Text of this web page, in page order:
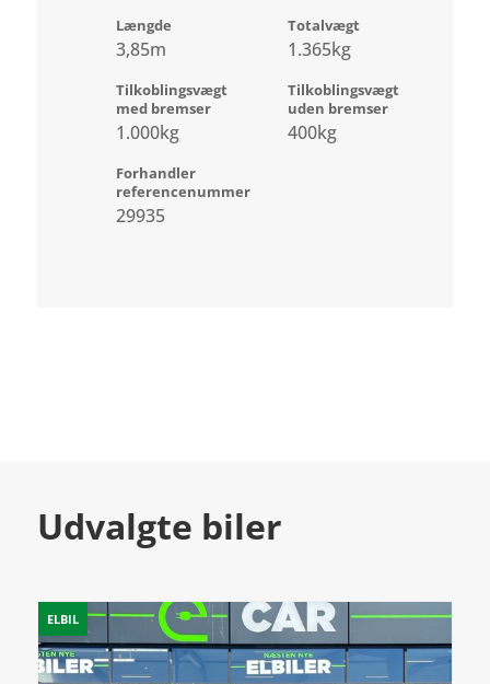
Længde
3,85m
Totalvægt
1.365kg
Tilkoblingsvægt
med bremser
1.000kg
Tilkoblingsvægt
uden bremser
400kg
Forhandler
referencenummer
29935
Udvalgte biler
ELBIL